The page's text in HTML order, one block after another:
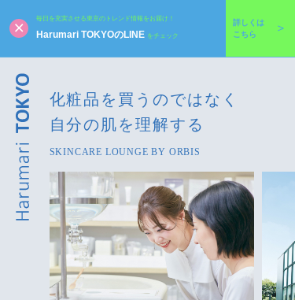
毎日を充実させる東京のトレンド情報をお届け！
Harumari TOKYOのLINE をチェック
詳しくは
こちら
化粧品を買うのではなく
自分の肌を理解する
SKINCARE LOUNGE BY ORBIS